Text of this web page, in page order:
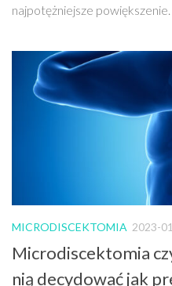
najpotężniejsze
MICRODISCEKTOMIA 2023-
Microdiscektomia
nią decydować jak